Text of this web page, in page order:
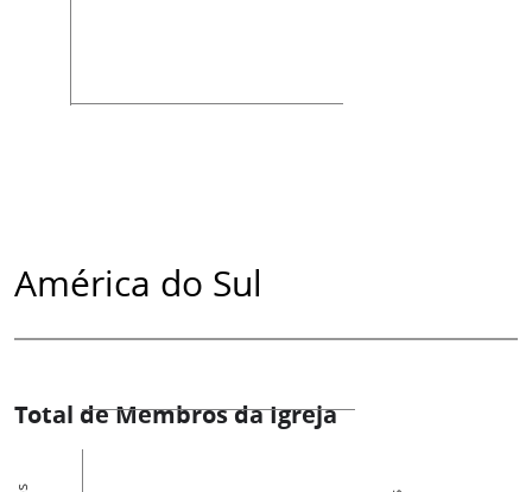
América do Sul
Total de Membros da Igreja